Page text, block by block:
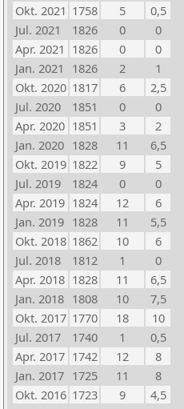
Okt. 2021 1758 5
0,5
Jul. 2021
1826 0
0
Apr. 2021 1826 0
0
Jan. 2021
1826 2
1
Okt. 2020 1817 6
2,5
Jul. 2020
1851 0
0
Apr. 2020 1851 3
2
Jan. 2020 1828 11
6,5
Okt. 2019 1822 9
5
Jul. 2019
1824 0
0
Apr. 2019 1824 12
6
Jan. 2019 1828 11
5,5
Okt. 2018 1862 10
6
Jul. 2018
1812 1
0
Apr. 2018 1828 11
6,5
Jan. 2018 1808 10
7,5
Okt. 2017 1770 18
10
Jul. 2017
1740 1
0,5
Apr. 2017 1742 12
8
Jan. 2017 1725 11
8
Okt. 2016 1723 9
4,5